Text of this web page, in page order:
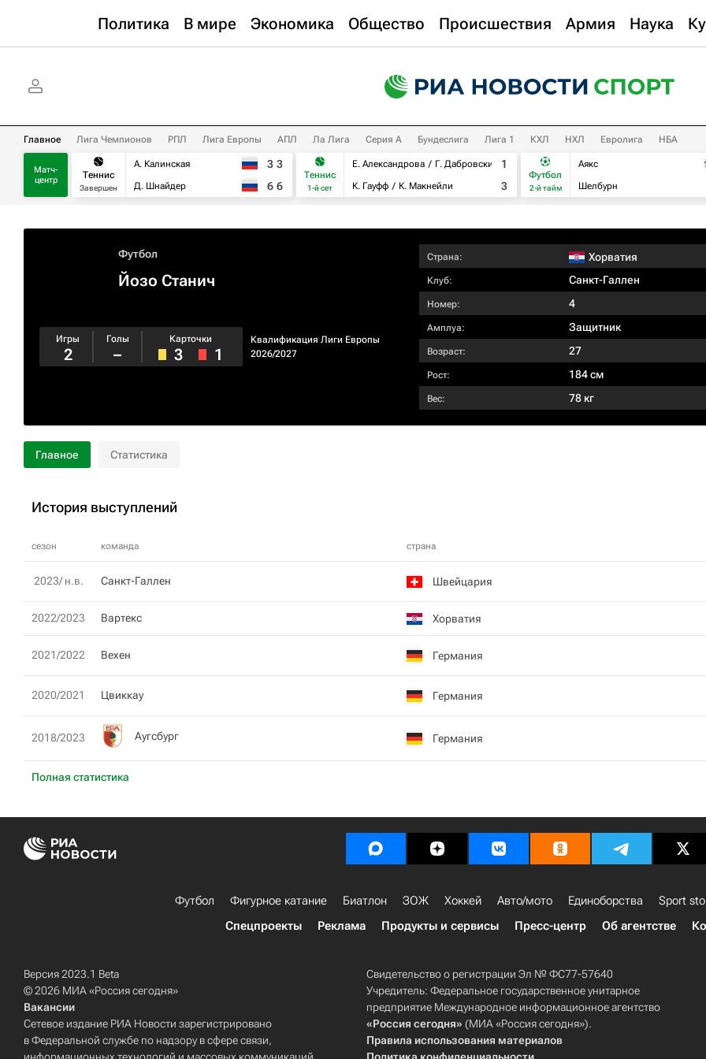
Политика В мире Экономика Общество Происшествия Армия Наука
Главное Лига Чемпионов РПЛ Лига Европы АПЛ Ла Лига Серия А Бундеслига Лига 1 КХЛ НХЛ Евролига НБА
Матч-
центр
Теннис
Завершен
А. Калинская
Д. Шнайдер
3 3
6 6
Теннис
1-й сет
Е. Александрова
Г. Дабровски
К. Гауфф
К. Макнейли
1
3
Футбол
2-й тайм
Аякс
Шелбурн
Футбол
Йозо Станич
Квалификация Лиги Европы
2026/2027
Игры
2
Голы
–
Карточки
3 1
Страна: Хорватия
Клуб: Санкт-Галлен
Номер: 4
Амплуа: Защитник
Возраст: 27
Рост: 184 см
Вес: 78 кг
Главное Статистика
История выступлений
сезон команда страна
Полная статистика
2023/ н.в. Санкт-Галлен Швейцария
2022/2023 Вартекс Хорватия
2021/2022 Вехен Германия
2020/2021 Цвиккау Германия
2018/2023 Аугсбург Германия
Футбол Фигурное катание Биатлон ЗОЖ Хоккей Авто/мото Единоборства Sport
Спецпроекты
Реклама Продукты и сервисы Пресс-центр Об агентстве
Версия 2023.1 Beta
© 2026 МИА «Россия сегодня»
Вакансии
Сетевое издание РИА Новости зарегистрировано
в Федеральной службе по надзору в сфере связи,
Свидетельство о регистрации Эл № ФС77-57640
Учредитель: Федеральное государственное унитарное
предприятие Международное информационное агентство
«Россия сегодня» (МИА «Россия сегодня»).
Правила использования материалов